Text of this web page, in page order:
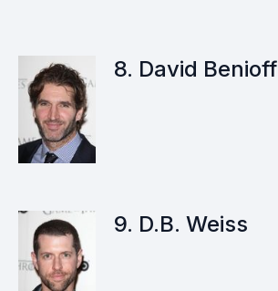
8. David Benioff
9. D.B. Weiss